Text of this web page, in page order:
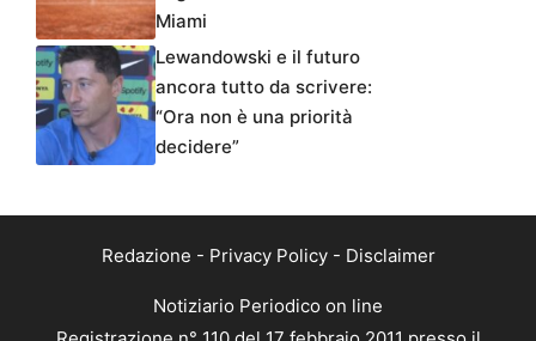
Miami
Lewandowski e il futuro
ancora tutto da scrivere:
“Ora non è una priorità
decidere”
Redazione - Privacy Policy- Disclaimer
Notiziario Periodico on line